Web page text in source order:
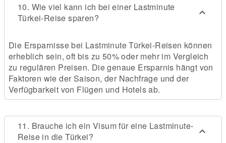
10. Wie viel kann ich bei einer Lastminute
Türkei-Reise sparen?
Die Ersparnisse bei Lastminute Türkei-Reisen können
erheblich sein, oft bis zu 50% oder mehr im Vergleich
zu regulären Preisen. Die genaue Ersparnis hängt von
Faktoren wie der Saison, der Nachfrage und der
Verfügbarkeit von Flügen und Hotels ab.
11. Brauche ich ein Visum für eine Lastminute-
Reise in die Türkei?